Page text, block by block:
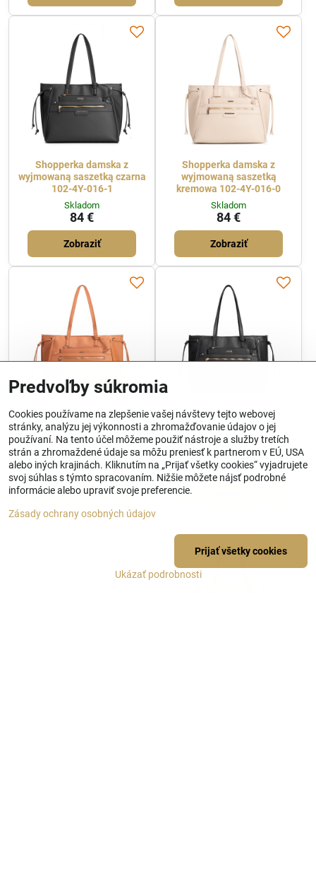
Shopperka damska z
wyjmowaną saszetką czarna
102-4Y-016-1
Skladom
84 €
Zobraziť
Shopperka damska z
wyjmowaną saszetką
kremowa 102-4Y-016-0
Skladom
84 €
Zobraziť
Pojemna shopperka damska
z troczkami brązowa 102-
4Y-015-5
Skladom
84 €
Zobraziť
Pojemna shopperka damska
z troczkami czarna 102-4Y-
015-1
Skladom
84 €
Zľava 10% s kódom: ALL10
Predvoľby súkromia
Cookies používame na zlepšenie vašej návštevy tejto webovej
stránky, analýzu jej výkonnosti a zhromažďovanie údajov o jej
používaní. Na tento účel môžeme použiť nástroje a služby tretích
strán a zhromaždené údaje sa môžu preniesť k partnerom v EÚ, USA
alebo iných krajinách. Kliknutím na „Prijať všetky cookies“ vyjadrujete
svoj súhlas s týmto spracovaním. Nižšie môžete nájsť podrobné
informácie alebo upraviť svoje preferencie.
Zásady ochrany osobných údajov
Ukázať podrobnosti
Prijať všetky cookies